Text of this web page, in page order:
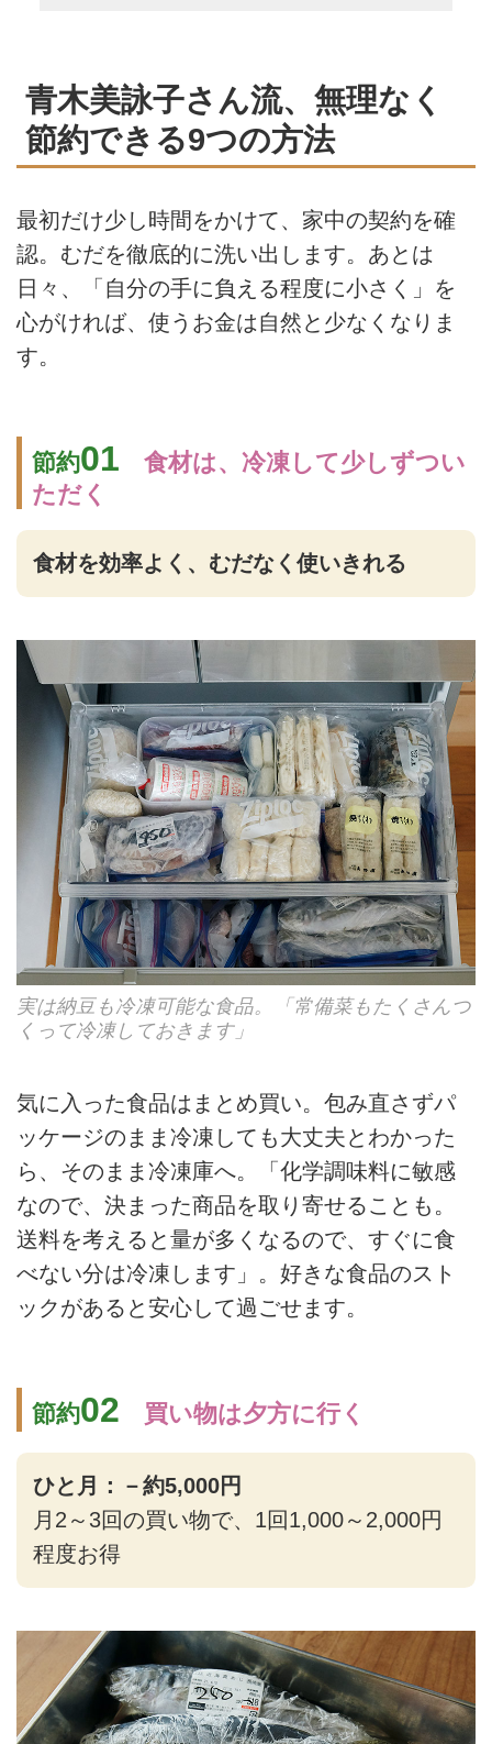
青木美詠子さん流、無理なく
節約できる9つの方法
最初だけ少し時間をかけて、家中の契約を確
認。むだを徹底的に洗い出します。あとは
日々、「自分の手に負える程度に小さく」を
心がければ、使うお金は自然と少なくなりま
す。
節約01
食材は、冷凍して少しずつい
ただく
食材を効率よく、むだなく使いきれる
実は納豆も冷凍可能な食品。「常備菜もたくさんつ
くって冷凍しておきます」
気に入った食品はまとめ買い。包み直さずパ
ッケージのまま冷凍しても大丈夫とわかった
ら、そのまま冷凍庫へ。「化学調味料に敏感
なので、決まった商品を取り寄せることも。
送料を考えると量が多くなるので、すぐに食
べない分は冷凍します」。好きな食品のスト
ックがあると安心して過ごせます。
節約02 買い物は夕方に行く
ひと月：－約5,000円
月2～3回の買い物で、1回1,000～2,000円
程度お得